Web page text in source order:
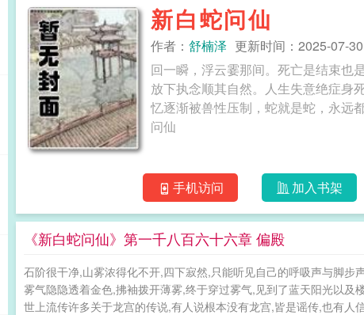
新白蛇问仙
作者： 舒楠泽 更新时间：2025-07-
回一瞬，浮云霎那间。死亡是结束也
放下执念顺其自然。人生失意绝症身
忆逐渐被兽性压制，蛇就是蛇，永远都
问仙
手机访问 加入书架
《新白蛇问仙》第一千八百六十六章 偏殿
石阶很干净,山雾浓得化不开,四下寂然,只能听见自己的呼吸声与脚
雾气隐隐透着金色,拂袖拨开薄雾,终于穿过雾气,见到了蓝天阳光以
世上流传许多关于龙宫的传说,有人说根本没有龙宫,皆是谣传,也有